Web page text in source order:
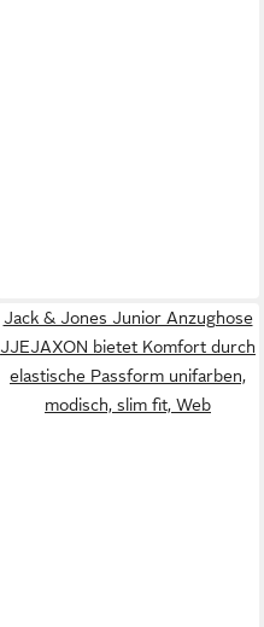
Jack & Jones Junior Anzughose
JJEJAXON bietet Komfort durch
elastische Passform unifarben,
modisch, slim fit, Web